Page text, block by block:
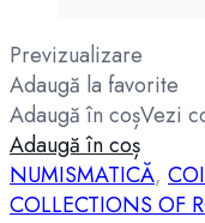
Previzualizare
Adaugă la favorite
Adaugă în coșVezi
Adaugă în coș
NUMISMATICĂ,
COLLECTIONS OF